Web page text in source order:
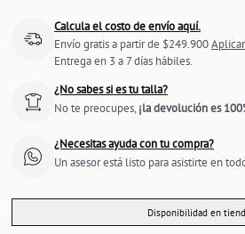
Calcula el costo de envío aquí.
Envío gratis a partir de $249.900
Entrega en 3 a 7 días hábiles.
¿No sabes si es tu talla?
No te preocupes, ¡la devolución es
¿Necesitas ayuda con tu compra?
Un asesor está listo para asistirte en
Disponibilidad en